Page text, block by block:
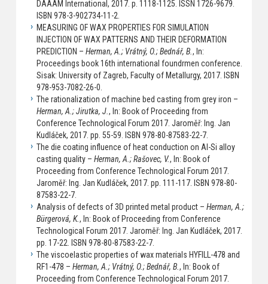
DAAAM International, 2017. p. 1118-1125. ISSN 1726-9679.
ISBN 978-3-902734-11-2.
MEASURING OF WAX PROPERTIES FOR SIMULATION
INJECTION OF WAX PATTERNS AND THEIR DEFORMATION
PREDICTION – Herman, A.; Vrátný, O.; Bednář, B. , In:
Proceedings book 16th international foundrmen conference.
Sisak: University of Zagreb, Faculty of Metallurgy, 2017. ISBN
978-953-7082-26-0.
The rationalization of machine bed casting from grey iron –
Herman, A.; Jirutka, J. , In: Book of Proceeding from
Conference Technological Forum 2017. Jaroměř: Ing. Jan
Kudláček, 2017. pp. 55-59. ISBN 978-80-87583-22-7.
The die coating influence of heat conduction on Al-Si alloy
casting quality – Herman, A.; Rašovec, V., In: Book of
Proceeding from Conference Technological Forum 2017.
Jaroměř: Ing. Jan Kudláček, 2017. pp. 111-117. ISBN 978-80-
87583-22-7.
Analysis of defects of 3D printed metal product – Herman, A.;
Bürgerová, K., In: Book of Proceeding from Conference
Technological Forum 2017. Jaroměř: Ing. Jan Kudláček, 2017.
pp. 17-22. ISBN 978-80-87583-22-7.
The viscoelastic properties of wax materials HYFILL-478 and
RF1-478 – Herman, A.; Vrátný, O.; Bednář, B. , In: Book of
Proceeding from Conference Technological Forum 2017.